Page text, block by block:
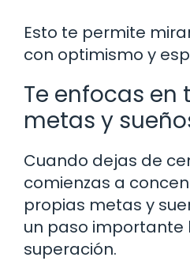
Esto te permite
con optimismo y
Te enfocas en
metas y
Cuando dejas de
comienzas a
propias metas y
un paso importante
superación.